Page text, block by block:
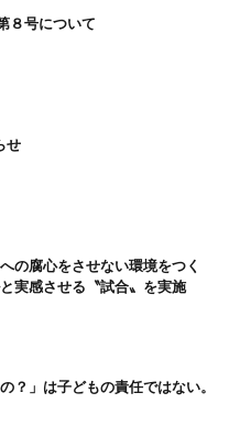
８号について
せ
の腐心をさせない環境をつく
実感させる〝試合〟を実施
？」は子どもの責任ではない。